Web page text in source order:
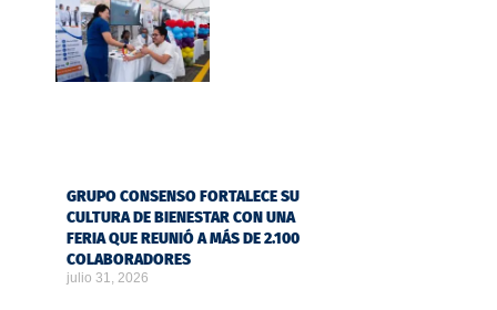
GRUPO CONSENSO FORTALECE SU
CULTURA DE BIENESTAR CON UNA
FERIA QUE REUNIÓ A MÁS DE 2.100
COLABORADORES
julio 31, 2026